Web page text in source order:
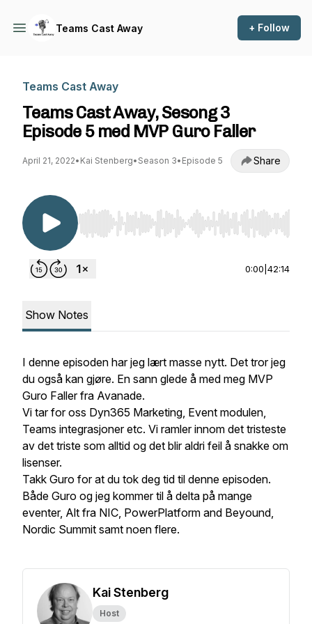
Teams Cast Away + Follow
Teams Cast Away
Teams Cast Away, Sesong 3
Episode 5 med MVP Guro Faller
April 21, 2022• Kai Stenberg• Season 3• Episode 5 Share
Use Left/Right to seek, Home/End to jump to
0:00 42:14
Show Notes
I denne episoden har jeg lært masse nytt. Det tror jeg
du også kan gjøre. En sann glede å med meg MVP
Guro Faller fra Avanade.
Vi tar for oss Dyn365 Marketing, Event modulen,
Teams integrasjoner etc. Vi ramler innom det tristeste
av det triste som alltid og det blir aldri feil å snakke om
lisenser.
Takk Guro for at du tok deg tid til denne episoden.
Både Guro og jeg kommer til å delta på mange
eventer, Alt fra NIC, PowerPlatform and Beyound,
Nordic Summit samt noen flere.
Kai Stenberg
Host